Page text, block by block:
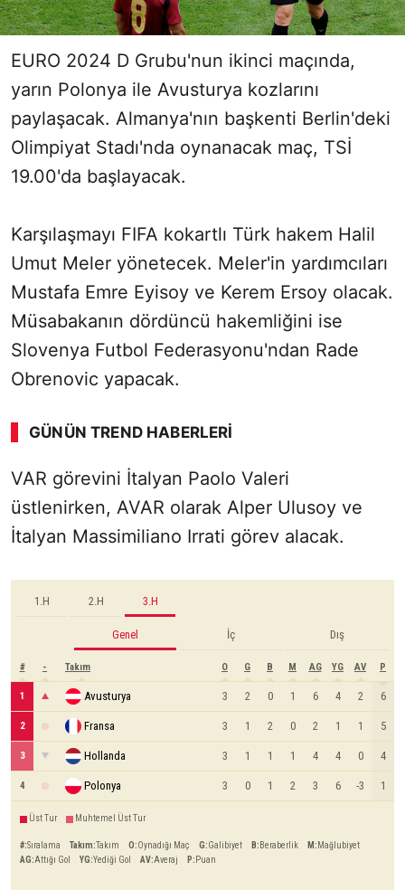
EURO 2024 D Grubu'nun ikinci maçında,
yarın Polonya ile Avusturya kozlarını
paylaşacak. Almanya'nın başkenti Berlin'deki
Olimpiyat Stadı'nda oynanacak maç, TSİ
19.00'da başlayacak.
Karşılaşmayı FIFA kokartlı Türk hakem Halil
Umut Meler yönetecek. Meler'in yardımcıları
Mustafa Emre Eyisoy ve Kerem Ersoy olacak.
Müsabakanın dördüncü hakemliğini ise
Slovenya Futbol Federasyonu'ndan Rade
Obrenovic yapacak.
GÜNÜN TREND HABERLERI
VAR görevini İtalyan Paolo Valeri
üstlenirken, AVAR olarak Alper Ulusoy ve
İtalyan Massimiliano Irrati görev alacak.
1.H 2.H 3.H
Genel İç Dış
# - Takım O G B M AG YG AV P
1 Avusturya 3 2 0 1 6 4 2 6
2 Fransa 3 1 2 0 2 1 1 5
3 Hollanda 3 1 1 1 4 4 0 4
4 Polonya 3 0 1 2 3 6 -3 1
Üst Tur Muhtemel Üst Tur
#:Sıralama Takım: Takım O:Oynadığı Maç G:Galibiyet B: Beraberlik M: Mağlubiyet
AG:Attığı Gol YG:Yediği Gol AV:Averaj P: Puan